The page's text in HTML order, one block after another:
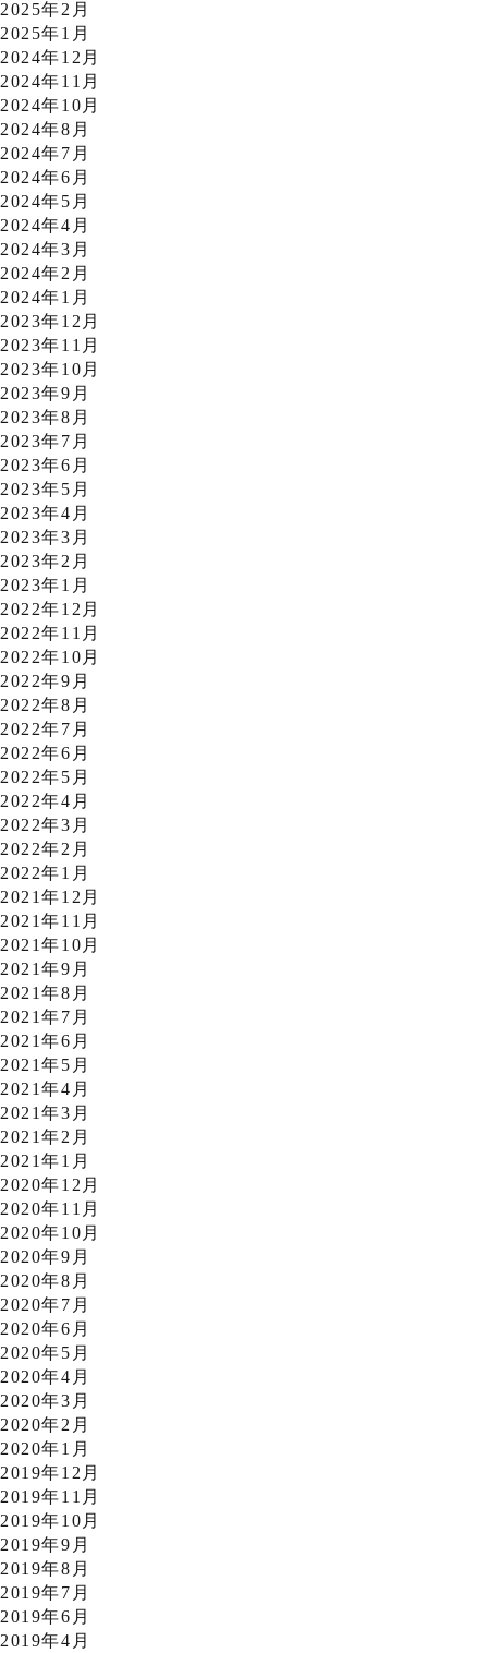
2025年2月
2025年1月
2024年12月
2024年11月
2024年10月
2024年8月
2024年7月
2024年6月
2024年5月
2024年4月
2024年3月
2024年2月
2024年1月
2023年12月
2023年11月
2023年10月
2023年9月
2023年8月
2023年7月
2023年6月
2023年5月
2023年4月
2023年3月
2023年2月
2023年1月
2022年12月
2022年11月
2022年10月
2022年9月
2022年8月
2022年7月
2022年6月
2022年5月
2022年4月
2022年3月
2022年2月
2022年1月
2021年12月
2021年11月
2021年10月
2021年9月
2021年8月
2021年7月
2021年6月
2021年5月
2021年4月
2021年3月
2021年2月
2021年1月
2020年12月
2020年11月
2020年10月
2020年9月
2020年8月
2020年7月
2020年6月
2020年5月
2020年4月
2020年3月
2020年2月
2020年1月
2019年12月
2019年11月
2019年10月
2019年9月
2019年8月
2019年7月
2019年6月
2019年4月